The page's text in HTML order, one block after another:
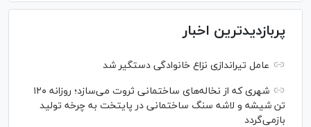
پربازدیدترین اخبار
عامل تیراندازی نزاع خانوادگی دستگیر شد
شهری که از نخاله‌های ساختمانی ثروت می‌سازد؛ روزانه ۱۲۰
تن شیشه و لاشه سنگ ساختمانی در پایتخت به چرخه تولید
بازمی‌گردد